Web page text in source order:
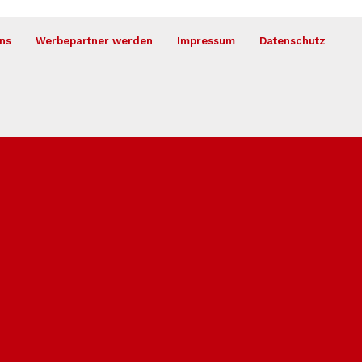
Werbepartner werden Impressum Datenschutz